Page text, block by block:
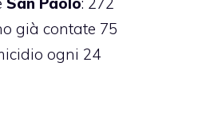
già contate 75
ogni 24